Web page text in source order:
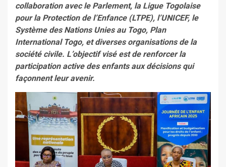
collaboration avec le Parlement, la Ligue Togolaise
pour la Protection de l’Enfance (LTPE), l’UNICEF, le
Système des Nations Unies au Togo, Plan
International Togo, et diverses organisations de la
société civile. L’objectif visé est de renforcer la
participation active des enfants aux décisions qui
façonnent leur avenir.